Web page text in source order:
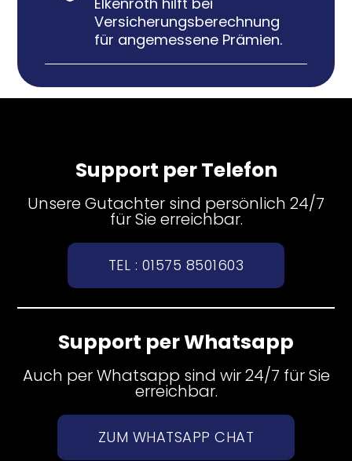
Versicherungsberechnung
für angemessene Prämien.
Support per Telefon
Unsere Gutachter sind persönlich 24/7
für Sie erreichbar.
TEL : 01575 8501603
Support per Whatsapp
Auch per Whatsapp sind wir 24/7 für Sie
erreichbar.
ZUM WHATSAPP CHAT